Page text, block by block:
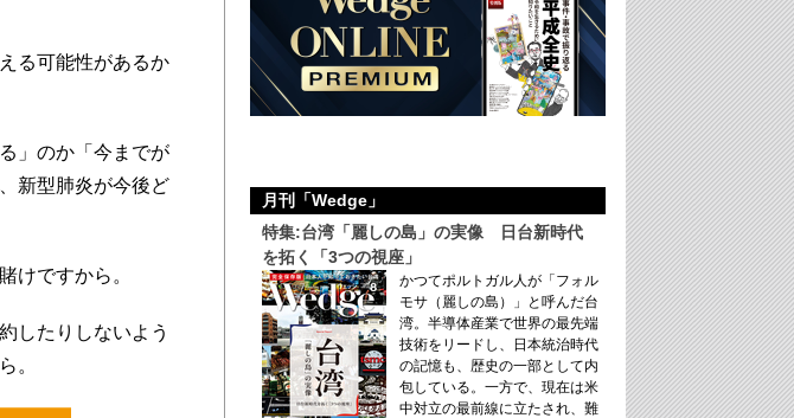
る可能性があるか
」のか「今までが
新型肺炎が今後ど
けですから。
したりしないよう
。
月刊「Wedge」
特集:台湾「麗しの島」の実像 日台新時代
を拓く「3つの視座」
かつてポルトガル人が「フォル
モサ（麗しの島）」と呼んだ台
湾。半導体産業で世界の最先端
技術をリードし、日本統治時代
の記憶も、歴史の一部として内
包している。一方で、現在は米
中対立の最前線に立たされ、難